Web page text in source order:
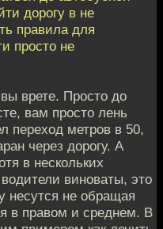
дорогу в не
правила для
просто не
врете. Просто до
вам просто лень
переход метров в 50,
через дорогу. А
в нескольких
виноваты, это
несутся не обращая
в правом и среднем. В